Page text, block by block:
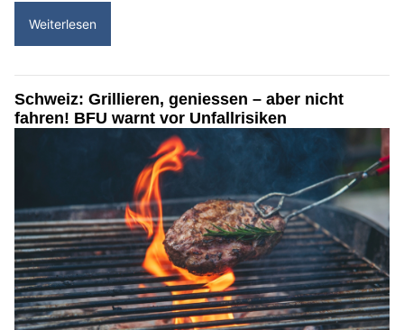
Weiterlesen
Schweiz: Grillieren, geniessen – aber nicht
fahren! BFU warnt vor Unfallrisiken